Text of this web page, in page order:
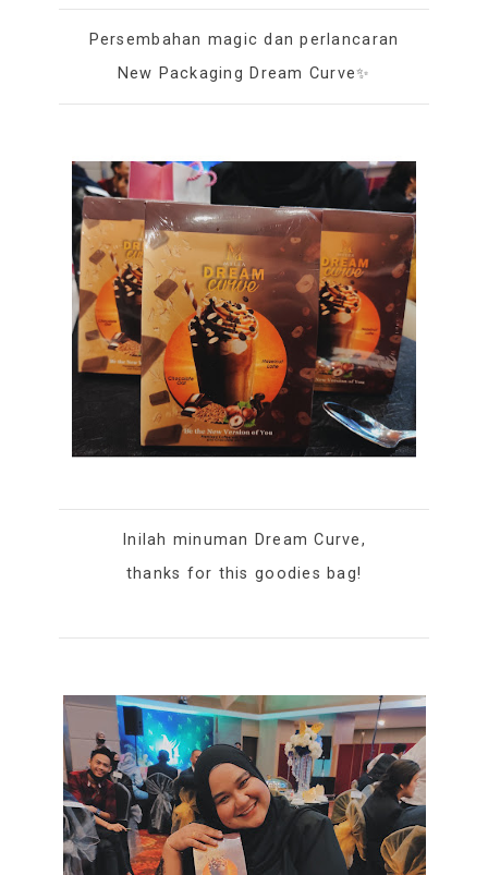
Persembahan magic dan perlancaran
New Packaging Dream Curve✨
Inilah minuman Dream Curve,
thanks for this goodies bag!